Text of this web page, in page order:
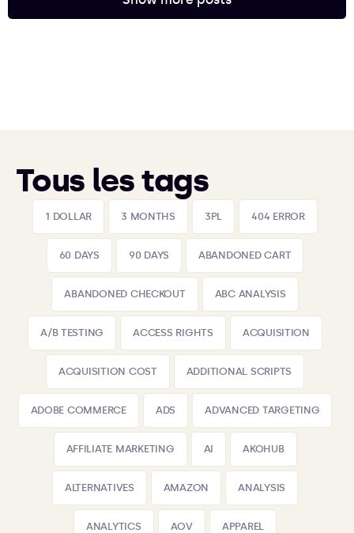
Tous les tags
1 DOLLAR 3 MONTHS 3PL 404 ERROR
60 DAYS 90 DAYS ABANDONED CART
ABANDONED CHECKOUT ABC ANALYSIS
A/B TESTING ACCESS RIGHTS ACQUISITION
ACQUISITION COST ADDITIONAL SCRIPTS
ADOBE COMMERCE ADS ADVANCED TARGETING
AFFILIATE MARKETING AI AKOHUB
ALTERNATIVES AMAZON ANALYSIS
ANALYTICS AOV APPAREL